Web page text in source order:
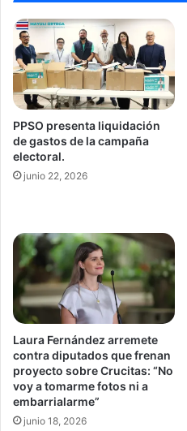
PPSO presenta liquidación
de gastos de la campaña
electoral.
junio 22, 2026
Laura Fernández arremete
contra diputados que frenan
proyecto sobre Crucitas: “No
voy a tomarme fotos ni a
embarrialarme”
junio 18, 2026